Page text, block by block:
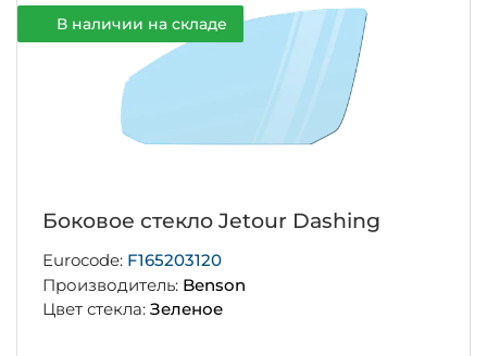
В наличии на складе
Боковое стекло Jetour Dashing
Eurocode: F165203120
Производитель: Benson
Цвет стекла: Зеленое